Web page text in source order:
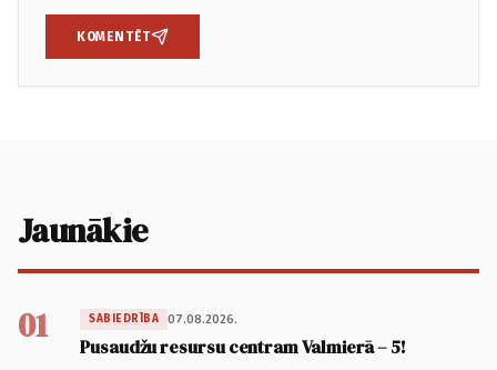
KOMENTĒT
Jaunākie
01 SABIEDRĪBA 07.08.2026.
Pusaudžu resursu centram Valmierā – 5!